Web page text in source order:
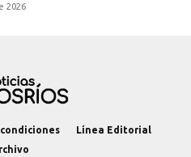
2026
Línea Editorial